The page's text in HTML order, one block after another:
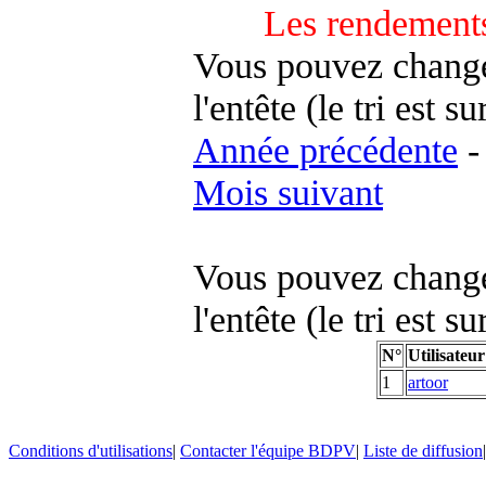
Les
Vous pouvez
l'entête (le tri est
Année précédente -
Mois suivant
Vous pouvez
l'entête (le tri est
N° Utilisateur
1
artoor
Conditions d'utilisations| Contacter l'équipe BDPV| Liste de diffusion